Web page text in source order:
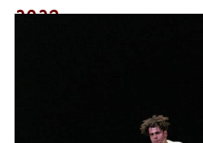
2023